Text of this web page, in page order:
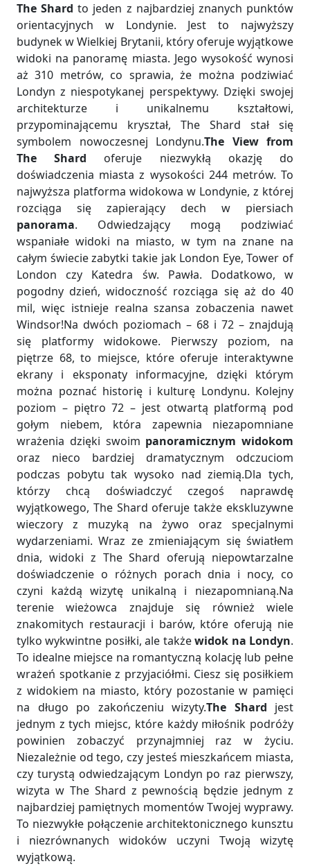
The Shard to jeden z najbardziej znanych punktów
orientacyjnych w Londynie. Jest to najwyższy
budynek w Wielkiej Brytanii, który oferuje wyjątkowe
widoki na panoramę miasta. Jego wysokość wynosi
aż 310 metrów, co sprawia, że można podziwiać
Londyn z niespotykanej perspektywy. Dzięki swojej
architekturze i unikalnemu kształtowi,
przypominającemu kryształ, The Shard stał się
symbolem nowoczesnej Londynu.The View from
The Shard oferuje niezwykłą okazję do
doświadczenia miasta z wysokości 244 metrów. To
najwyższa platforma widokowa w Londynie, z której
rozciąga się zapierający dech w piersiach
panorama. Odwiedzający mogą podziwiać
wspaniałe widoki na miasto, w tym na znane na
całym świecie zabytki takie jak London Eye, Tower of
London czy Katedra św. Pawła. Dodatkowo, w
pogodny dzień, widoczność rozciąga się aż do 40
mil, więc istnieje realna szansa zobaczenia nawet
Windsor!Na dwóch poziomach – 68 i 72 – znajdują
się platformy widokowe. Pierwszy poziom, na
piętrze 68, to miejsce, które oferuje interaktywne
ekrany i eksponaty informacyjne, dzięki którym
można poznać historię i kulturę Londynu. Kolejny
poziom – piętro 72 – jest otwartą platformą pod
gołym niebem, która zapewnia niezapomniane
wrażenia dzięki swoim panoramicznym widokom
oraz nieco bardziej dramatycznym odczuciom
podczas pobytu tak wysoko nad ziemią.Dla tych,
którzy chcą doświadczyć czegoś naprawdę
wyjątkowego, The Shard oferuje także ekskluzywne
wieczory z muzyką na żywo oraz specjalnymi
wydarzeniami. Wraz ze zmieniającym się światłem
dnia, widoki z The Shard oferują niepowtarzalne
doświadczenie o różnych porach dnia i nocy, co
czyni każdą wizytę unikalną i niezapomnianą.Na
terenie wieżowca znajduje się również wiele
znakomitych restauracji i barów, które oferują nie
tylko wykwintne posiłki, ale takżewidok na Londyn.
To idealne miejsce na romantyczną kolację lub pełne
wrażeń spotkanie z przyjaciółmi. Ciesz się posiłkiem
z widokiem na miasto, który pozostanie w pamięci
na długo po zakończeniu wizyty.The Shard jest
jednym z tych miejsc, które każdy miłośnik podróży
powinien zobaczyć przynajmniej raz w życiu.
Niezależnie od tego, czy jesteś mieszkańcem miasta,
czy turystą odwiedzającym Londyn po raz pierwszy,
wizyta w The Shard z pewnością będzie jednym z
najbardziej pamiętnych momentów Twojej wyprawy.
To niezwykłe połączenie architektonicznego kunsztu
i niezrównanych widoków uczyni Twoją wizytę
wyjątkową.